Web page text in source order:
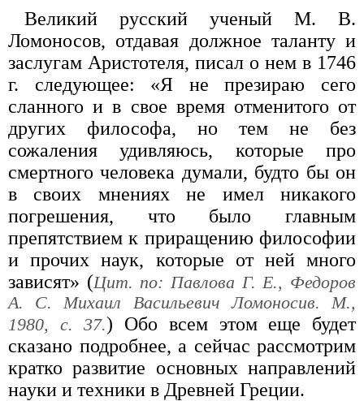
Великий русский ученый М. В.
Ломоносов, отдавая должное таланту и
заслугам Аристотеля, писал о нем в 1746
г. следующее: «Я не презираю сего
сланного и в свое время отменитого от
других философа, но тем не без
сожаления удивляюсь, которые про
смертного человека думали, будто бы он
в своих мнениях не имел никакого
погрешения, что было главным
препятствием к приращению философии
и прочих наук, которые от ней много
зависят» (Цит. по: Павлова Г. Е., Федоров
А. С. Михаил Васильевич Ломоносив. М.,
1980, с. 37.) Обо всем этом еще будет
сказано подробнее, а сейчас рассмотрим
кратко развитие основных направлений
науки и техники в Древней Греции.